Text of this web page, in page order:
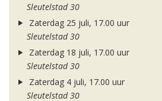
Sleutelstad 30
Zaterdag 25 juli, 17.00 uur
Sleutelstad 30
Zaterdag 18 juli, 17.00 uur
Sleutelstad 30
Zaterdag 4 juli, 17.00 uur
Sleutelstad 30